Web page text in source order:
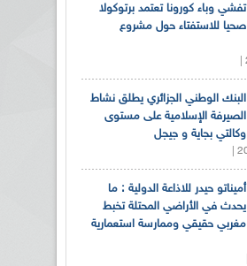
تفشي وباء كورونا تعتمد برتوكولا
صحيا للاستفتاء حول مشروع
البنك الوطني الجزائري يطلق نشاط
الصيرفة الإسلامية على مستوى
وكالتي بجاية و جيجل
أميناتو حيدر للاذاعة الدولية : ما
يحدث في الأراضي المحتلة تخبط
مغربي حقيقي وممارسة استعمارية